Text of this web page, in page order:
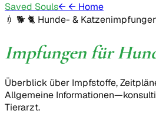
Saved Souls← ← Home
💉 🐕 🐈 Hunde- &
Impfungen für
Überblick über Impfstoffe,
Allgemeine
Tierarzt.